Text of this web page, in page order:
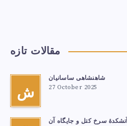
مقالات تازه
ش
شاهنشاهی ساسانیان
27 October 2025
آتشكدهٔ سرخ‌ کتل و جایگاه آن